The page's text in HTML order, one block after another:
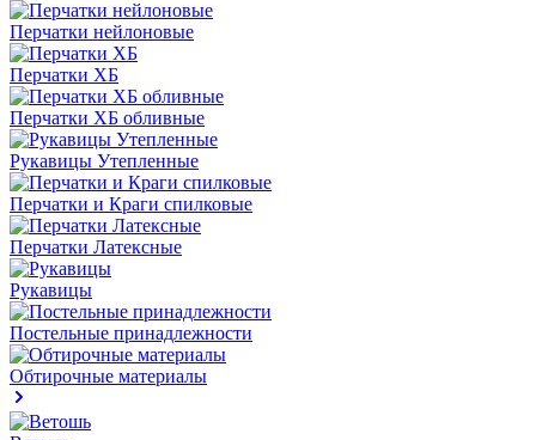
Перчатки нейлоновые
Перчатки ХБ
Перчатки ХБ обливные
Рукавицы Утепленные
Перчатки и Краги спилковые
Перчатки Латексные
Рукавицы
Постельные принадлежности
Обтирочные материалы